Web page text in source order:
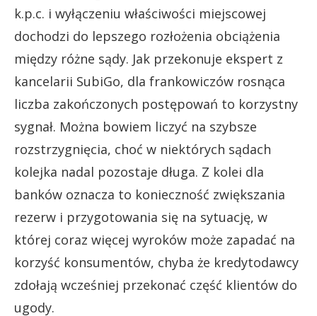
k.p.c. i wyłączeniu właściwości miejscowej
dochodzi do lepszego rozłożenia obciążenia
między różne sądy. Jak przekonuje ekspert z
kancelarii SubiGo, dla frankowiczów rosnąca
liczba zakończonych postępowań to korzystny
sygnał. Można bowiem liczyć na szybsze
rozstrzygnięcia, choć w niektórych sądach
kolejka nadal pozostaje długa. Z kolei dla
banków oznacza to konieczność zwiększania
rezerw i przygotowania się na sytuację, w
której coraz więcej wyroków może zapadać na
korzyść konsumentów, chyba że kredytodawcy
zdołają wcześniej przekonać część klientów do
ugody.